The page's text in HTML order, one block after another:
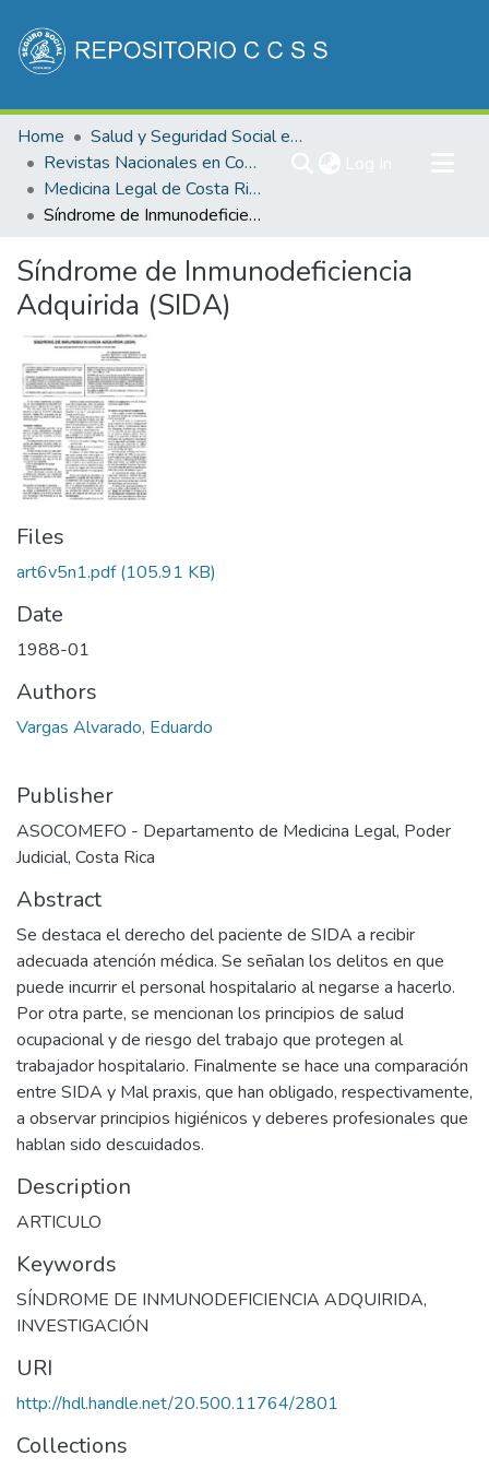
Communities & Collections
All of DSpace
Statistics
Home
Salud y Seguridad Social en Costa Rica
Revistas Nacionales en Costa Rica
Medicina Legal de Costa Rica
Síndrome de Inmunodeficiencia Adquirida (SIDA)
Síndrome de Inmunodeficiencia
Adquirida (SIDA)
Files
art6v5n1.pdf(105.91 KB)
Date
1988-01
Authors
Vargas Alvarado, Eduardo
Publisher
ASOCOMEFO - Departamento de Medicina Legal, Poder
Judicial, Costa Rica
Abstract
Se destaca el derecho del paciente de SIDA a recibir
adecuada atención médica. Se señalan los delitos en que
puede incurrir el personal hospitalario al negarse a hacerlo.
Por otra parte, se mencionan los principios de salud
ocupacional y de riesgo del trabajo que protegen al
trabajador hospitalario. Finalmente se hace una comparación
entre SIDA y Mal praxis, que han obligado, respectivamente,
a observar principios higiénicos y deberes profesionales que
hablan sido descuidados.
Description
ARTICULO
Keywords
SÍNDROME DE INMUNODEFICIENCIA ADQUIRIDA,
INVESTIGACIÓN
URI
http://hdl.handle.net/20.500.11764/2801
Collections